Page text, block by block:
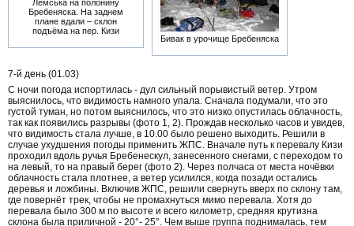
Лемська на полонину
Бребеняска. На заднем
плане вдали – склон
подъёма на пер. Кизи
Бивак в урочище Бребеняска
7-й день (01.03)
С ночи погода испортилась - дул сильный порывистый ветер. Утром
выяснилось, что видимость намного упала. Сначала подумали, что это
густой туман, но потом выяснилось, что это низко опустилась облачность,
так как появились разрывы (фото 1, 2). Прождав несколько часов и увидев,
что видимость стала лучше, в 10.00 было решено выходить. Решили в
случае ухудшения погоды применить ЖПС. Вначале путь к перевалу Кизи
проходил вдоль ручья Бребенескул, занесенного снегами, с переходом то
на левый, то на правый берег (фото 2). Через полчаса от места ночёвки
облачность стала плотнее, а ветер усилился, когда позади остались
деревья и ложбины. Включив ЖПС, решили свернуть вверх по склону там,
где повернёт трек, чтобы не промахнуться мимо перевала. Хотя до
перевала было 300 м по высоте и всего километр, средняя крутизна
склона была приличной - 20°- 25°. Чем выше группа поднималась, тем